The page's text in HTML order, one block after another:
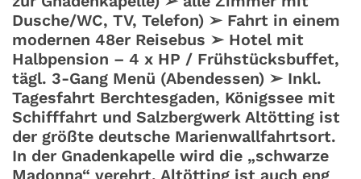
Dusche/WC, TV, Telefon) ➢ Fahrt in einem
modernen 48er Reisebus ➢ Hotel mit
Halbpension – 4 x HP / Frühstücksbuffet,
tägl. 3-Gang Menü (Abendessen) ➢ Inkl.
Tagesfahrt Berchtesgaden, Königssee mit
Schifffahrt und Salzbergwerk Altötting ist
der größte deutsche Marienwallfahrtsort.
In der Gnadenkapelle wird die „schwarze